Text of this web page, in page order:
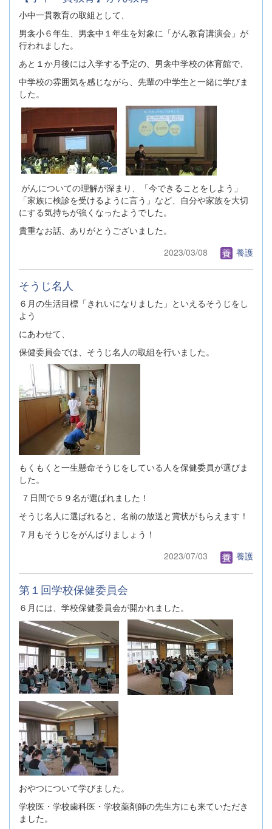
小中一貫教育の取組として、
男衾小６年生、男衾中１年生を対象に「がん教育講演会」が
行われました。
あと１か月後には入学する予定の、男衾中学校の体育館で、
中学校の雰囲気を感じながら、先輩の中学生と一緒に学びま
した。
がんについての理解が深まり、「今できることをしよう」
「家族に検診を受けるように言う」など、自分や家族を大切
にする気持ちが強くなったようでした。
貴重なお話、ありがとうございました。
2023/03/08
養護
そうじ名人
６月の生活目標「きれいになりました」といえるそうじをし
よう
にあわせて、
保健委員会では、そうじ名人の取組を行いました。
もくもくと一生懸命そうじをしている人を保健委員が選びま
した。
７日間で５９名が選ばれました！
そうじ名人に選ばれると、名前の放送と賞状がもらえます！
７月もそうじをがんばりましょう！
2023/07/03
養護
第１回学校保健委員会
６月には、学校保健委員会が開かれました。
おやつについて学びました。
学校医・学校歯科医・学校薬剤師の先生方にも来ていただき
ました。